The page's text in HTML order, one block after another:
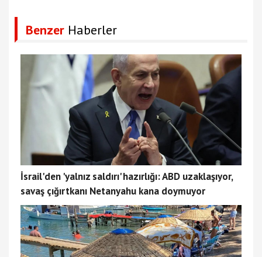
Benzer Haberler
İsrail'den 'yalnız saldırı' hazırlığı: ABD uzaklaşıyor,
savaş çığırtkanı Netanyahu kana doymuyor